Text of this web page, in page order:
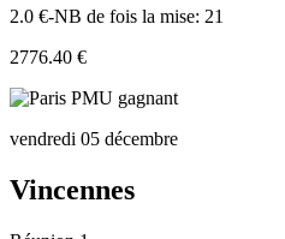
2.0 €-NB de fois la mise: 21
2776.40 €
vendredi 05 décembre
Vincennes